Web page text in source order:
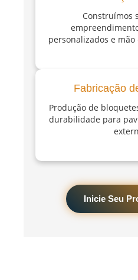
Construímos
personalizados e
Fabricação
Produção de
durabilidade para
Inicie Seu